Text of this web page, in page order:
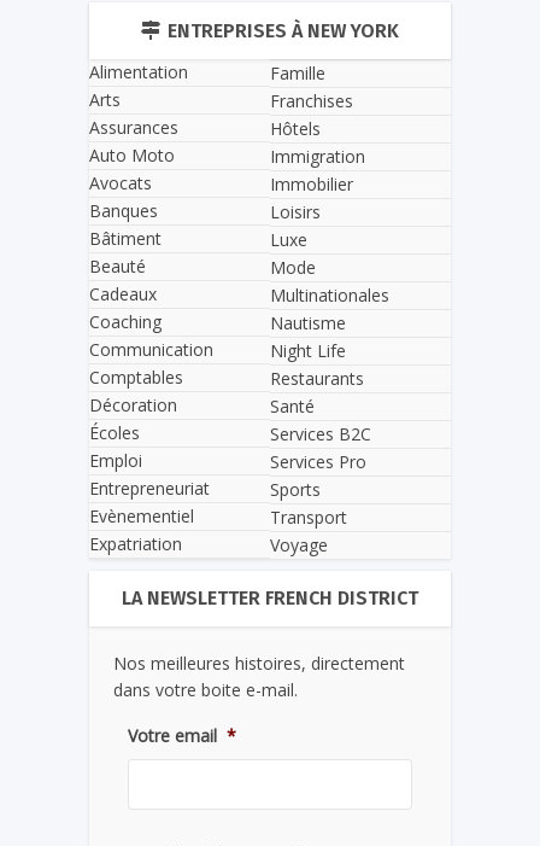
ENTREPRISES À NEW YORK
Alimentation
Arts
Assurances
Auto Moto
Avocats
Banques
Bâtiment
Beauté
Cadeaux
Coaching
Communication
Comptables
Décoration
Écoles
Emploi
Entrepreneuriat
Evènementiel
Expatriation
Famille
Franchises
Hôtels
Immigration
Immobilier
Loisirs
Luxe
Mode
Multinationales
Nautisme
Night Life
Restaurants
Santé
Services B2C
Services Pro
Sports
Transport
Voyage
LA NEWSLETTER FRENCH DISTRICT
Nos meilleures histoires, directement
dans votre boite e-mail.
Votre email *